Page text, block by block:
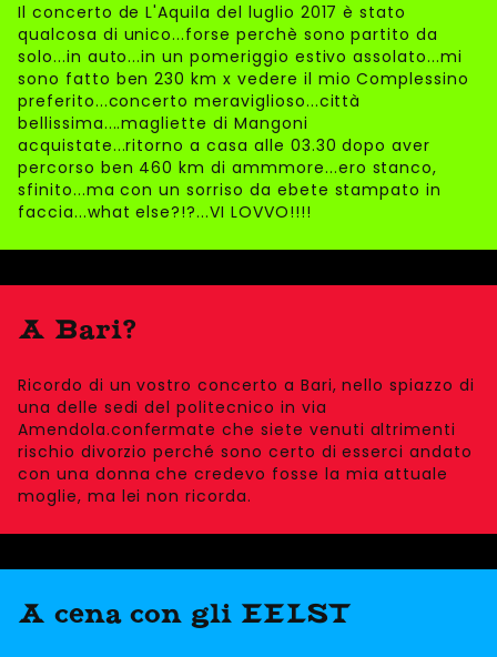
Il concerto de L'Aquila del luglio 2017 è stato
qualcosa di unico...forse perchè sono partito da
solo...in auto...in un pomeriggio estivo assolato...mi
sono fatto ben 230 km x vedere il mio Complessino
preferito...concerto meraviglioso...città
bellissima....magliette di Mangoni
acquistate...ritorno a casa alle 03.30 dopo aver
percorso ben 460 km di ammmore...ero stanco,
sfinito...ma con un sorriso da ebete stampato in
faccia...what else?!?...VI LOVVO!!!!
A Bari?
Ricordo di un vostro concerto a Bari, nello spiazzo di
una delle sedi del politecnico in via
Amendola.confermate che siete venuti altrimenti
rischio divorzio perché sono certo di esserci andato
con una donna che credevo fosse la mia attuale
moglie, ma lei non ricorda.
A cena con gli EELST